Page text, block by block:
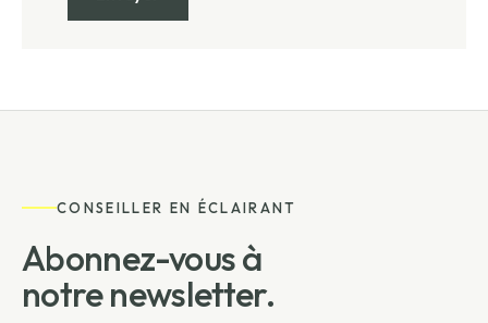
CONSEILLER EN ÉCLAIRANT
Abonnez-vous à
notre newsletter.